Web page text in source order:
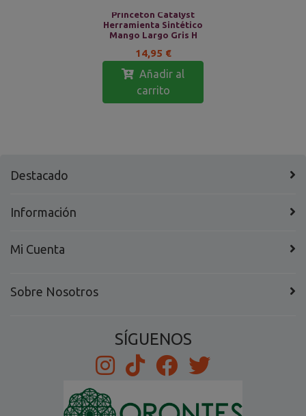
Princeton Catalyst
Herramienta Sintético
Mango Largo Gris H
14,95 €
Añadir al
carrito
Destacado
Información
Mi Cuenta
Sobre Nosotros
SÍGUENOS